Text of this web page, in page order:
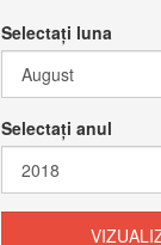
Selectați luna
Selectați anul